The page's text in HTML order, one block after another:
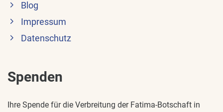
Blog
Impressum
Datenschutz
Spenden
Ihre Spende für die Verbreitung der Fatima-Botschaft in